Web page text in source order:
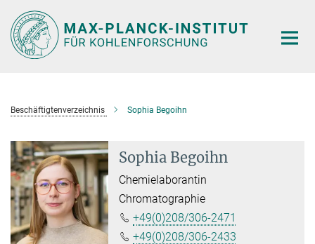
Hauptinhalt
Beschäftigtenverzeichnis Sophia Begoihn
Sophia Begoihn
Chemielaborantin
Chromatographie
+49(0)208/306-2471
+49(0)208/306-2433